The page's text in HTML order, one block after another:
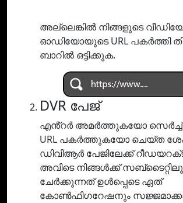
അല്ലെങ്കിൽ നിങ്ങളുടെ
ഓഡിയോയുടെ URL പകർത്തി
ബാറിൽ ഒട്ടിക്കുക.
DVR പേജ്
എൻ്റർ അമർത്തുകയോ സെർച്ച്
URL പകർത്തുകയോ ചെയ്‌ത
ഡിവിആർ പേജിലേക്ക്
അവിടെ നിങ്ങൾക്ക്
ചേർക്കുന്നത് ഉൾപ്പെടെ ഏത്
കോൺഫിഗറേഷനും